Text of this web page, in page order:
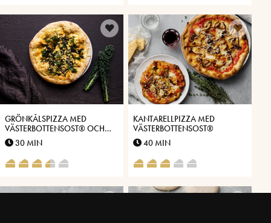
GRÖNKÅLSPIZZA MED
VÄSTERBOTTENSOST® OCH
ROSTADE PINJENÖTTER
30 MIN
KANTARELLPIZZA MED
VÄSTERBOTTENSOST®
40 MIN